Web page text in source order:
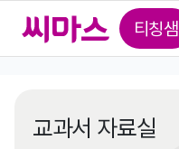
티칭샘
교과서 자료실